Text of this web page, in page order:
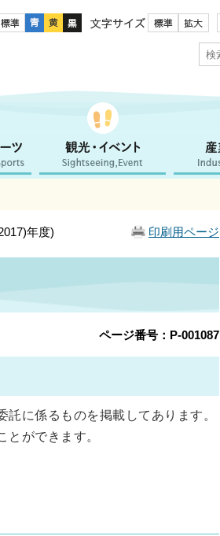
色合い 文字サイズ
印刷用ページ
年度)
ページ番号：P-001087
に係るものを掲載してあります。
ができます。